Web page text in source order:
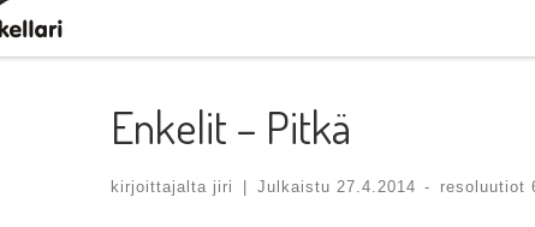
Enkelit – Pitkä
kirjoittajalta jiri Julkaistu 27.4.2014 - resoluutiot